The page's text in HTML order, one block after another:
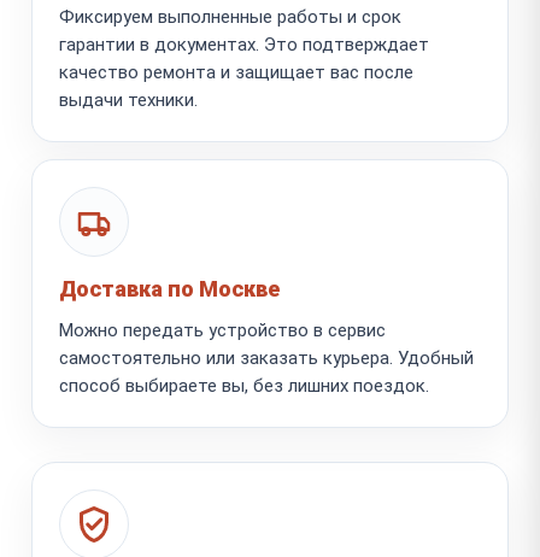
Фиксируем выполненные работы и срок
гарантии в документах. Это подтверждает
качество ремонта и защищает вас после
выдачи техники.
Доставка по Москве
Можно передать устройство в сервис
самостоятельно или заказать курьера. Удобный
способ выбираете вы, без лишних поездок.